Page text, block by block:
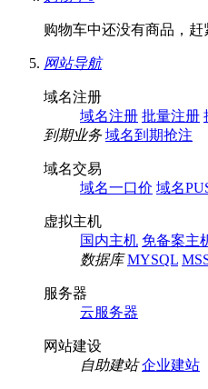
购物车中还没有商品，赶
网站导航
域名注册
域名注册 批量注册
到期业务 域名到期抢注
域名交易
域名一口价 域名
虚拟主机
国内主机 免备案主
数据库 MYSQL
服务器
云服务器
网站建设
自助建站 企业建站